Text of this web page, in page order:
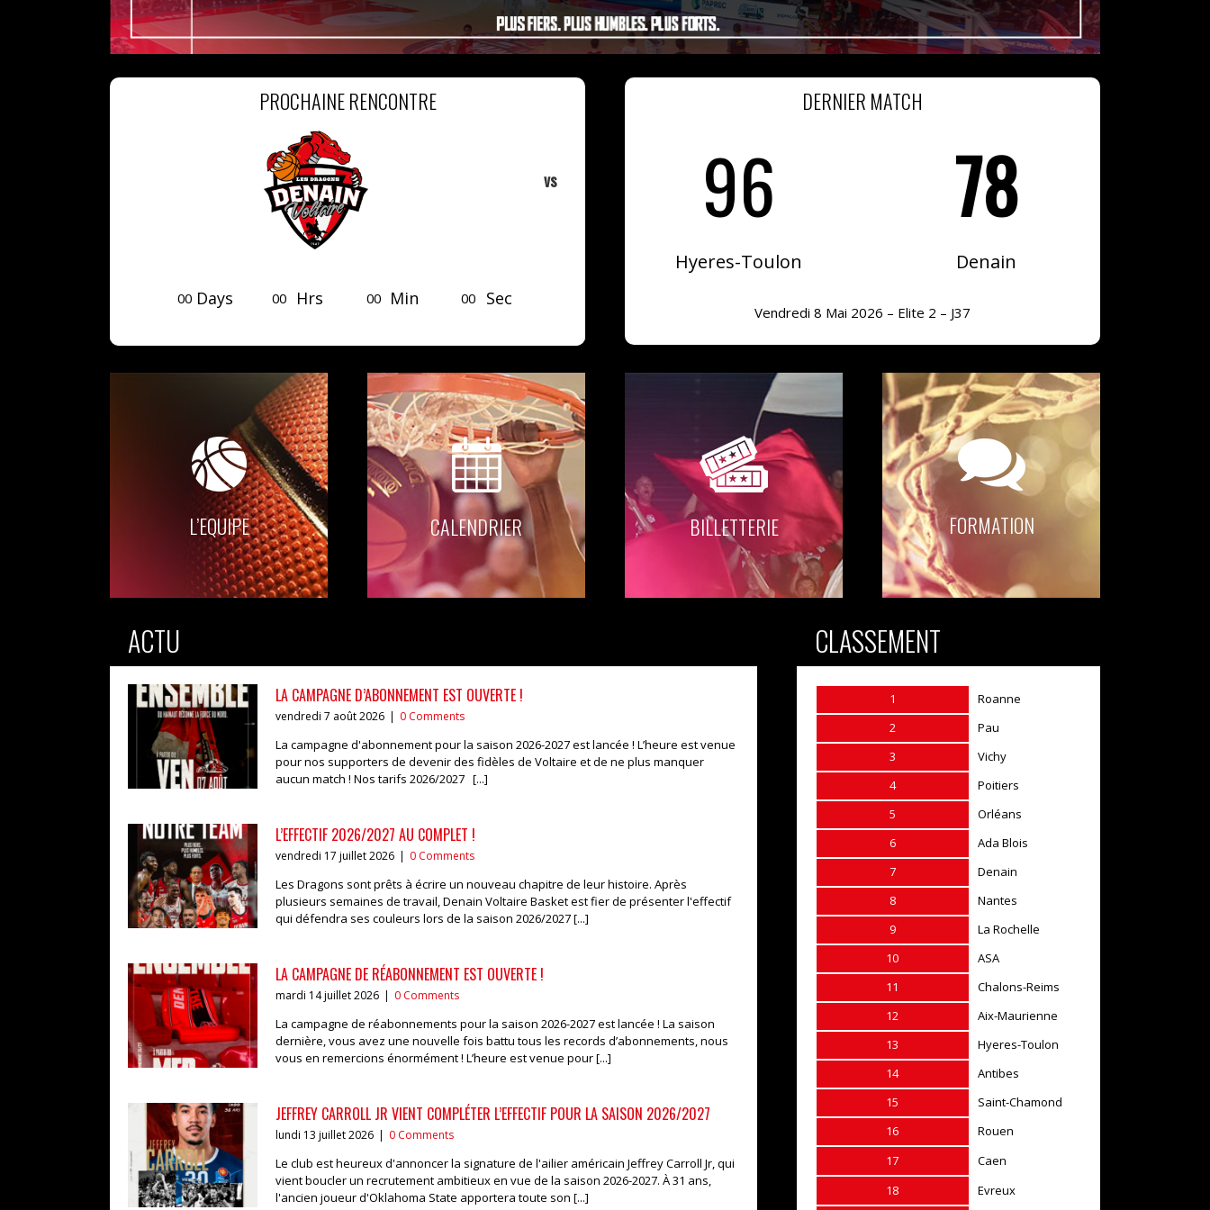
PROCHAINE RENCONTRE
vs
00 Days 00 Hrs 00 Min 00 Sec
DERNIER MATCH
96
Hyeres-Toulon
78
Denain
Vendredi 8 Mai 2026 – Elite 2 – J37
L’EQUIPE CALENDRIER BILLETTERIE FORMATION
ACTU CLASSEMENT
LA CAMPAGNE D’ABONNEMENT EST OUVERTE !
vendredi 7 août 2026 | 0 Comments
La campagne d'abonnement pour la saison 2026-2027 est lancée ! L’heure est venue
pour nos supporters de devenir des fidèles de Voltaire et de ne plus manquer
aucun match ! Nos tarifs 2026/2027 [...]
L’EFFECTIF 2026/2027 AU COMPLET !
vendredi 17 juillet 2026 | 0 Comments
Les Dragons sont prêts à écrire un nouveau chapitre de leur histoire. Après
plusieurs semaines de travail, Denain Voltaire Basket est fier de présenter l'effectif
qui défendra ses couleurs lors de la saison 2026/2027 [...]
LA CAMPAGNE DE RÉABONNEMENT EST OUVERTE !
mardi 14 juillet 2026 | 0 Comments
La campagne de réabonnements pour la saison 2026-2027 est lancée ! La saison
dernière, vous avez une nouvelle fois battu tous les records d’abonnements, nous
vous en remercions énormément ! L’heure est venue pour [...]
JEFFREY CARROLL JR VIENT COMPLÉTER L’EFFECTIF POUR LA SAISON 2026/2027
lundi 13 juillet 2026 | 0 Comments
Le club est heureux d'annoncer la signature de l'ailier américain Jeffrey Carroll Jr, qui
vient boucler un recrutement ambitieux en vue de la saison 2026-2027. À 31 ans,
l'ancien joueur d'Oklahoma State apportera toute son [...]
1
Roanne
2
Pau
3
Vichy
4
Poitiers
5
Orléans
6
Ada Blois
7
Denain
8
Nantes
9
La Rochelle
10
ASA
11
Chalons-Reims
12
Aix-Maurienne
13
Hyeres-Toulon
14
Antibes
15
Saint-Chamond
16
Rouen
17
Caen
18
Evreux